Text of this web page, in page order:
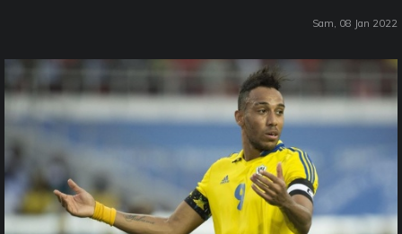
Sam, 08 Jan 2022